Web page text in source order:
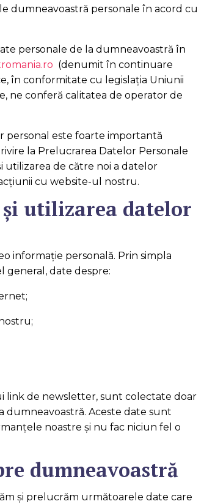
dumneavoastră personale în acord cu
personale de la dumneavoastră în
(denumit în continuare
în conformitate cu legislația Uniunii
ne conferă calitatea de operator de
personal este foarte importantă
la Prelucrarea Datelor Personale
utilizarea de către noi a datelor
cu website-ul nostru.
și utilizarea datelor
informație personală. Prin simpla
general, date despre:
link de newsletter, sunt colectate doar
dumneavoastră. Aceste date sunt
noastre și nu fac niciun fel o
dumneavoastră
şi prelucrăm următoarele date care